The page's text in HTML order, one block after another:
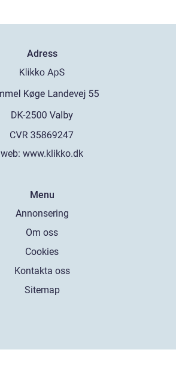
Adress
web: www.klikko.dk
Menu
Annonsering
Om oss
Cookies
Kontakta oss
Sitemap